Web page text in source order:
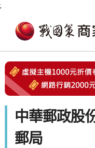
;
中華郵政股
郵局